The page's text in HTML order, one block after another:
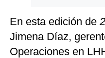
En esta edición de
Jimena Díaz,
Operaciones en